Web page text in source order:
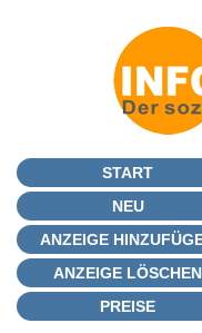
START
NEU
ANZEIGE
ANZEIGE LÖSCHEN
PREISE